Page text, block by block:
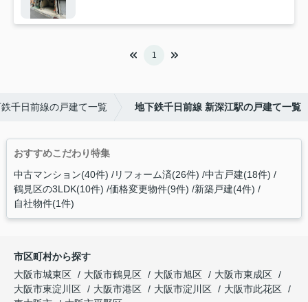
1
千日前線の戸建て一覧 地下鉄千日前線 新深江駅の戸建て一覧
おすすめこだわり特集
中古マンション(40件) リフォーム済(26件) 中古戸建(18件)
鶴見区の3LDK(10件) 価格変更物件(9件) 新築戸建(4件)
自社物件(1件)
市区町村から探す
大阪市城東区
大阪市鶴見区 大阪市旭区
大阪市東成区
大阪市東淀川区
大阪市港区 大阪市淀川区
大阪市此花区